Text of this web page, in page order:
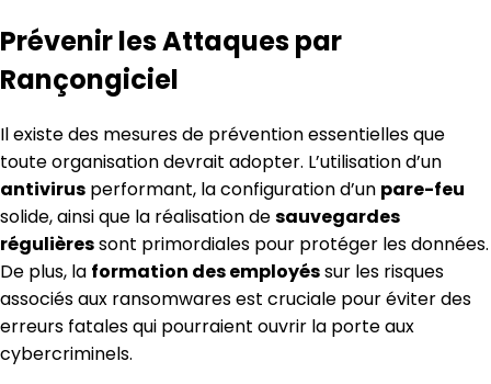
Prévenir les Attaques par
Rançongiciel
Il existe des mesures de prévention essentielles que
toute organisation devrait adopter. L’utilisation d’un
antivirus performant, la configuration d’un pare-feu
solide, ainsi que la réalisation desauvegardes
régulièressont primordiales pour protéger les données.
De plus, la formation des employéssur les risques
associés aux ransomwares est cruciale pour éviter des
erreurs fatales qui pourraient ouvrir la porte aux
cybercriminels.